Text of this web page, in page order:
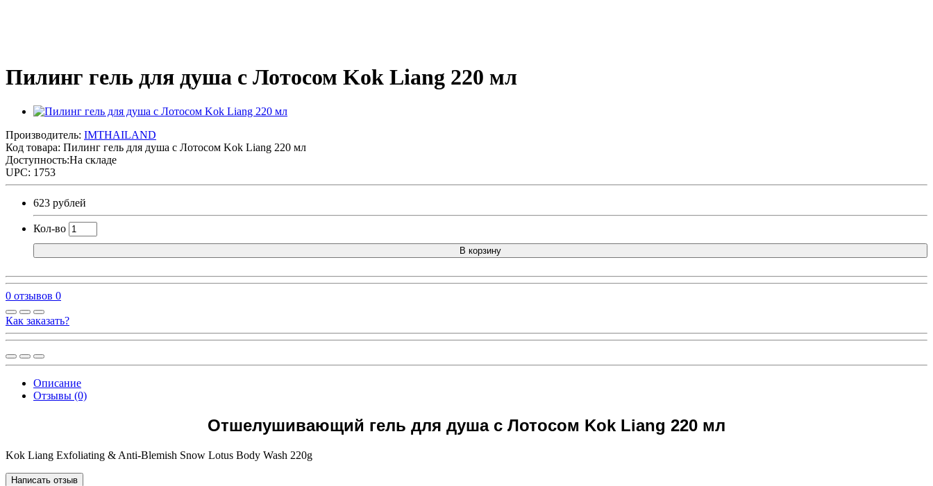
Пилинг гель для душа с Лотосом Kok Liang 220 мл
Производитель: IMTHAILAND
Код товара: Пилинг гель для душа с Лотосом Kok Liang 220 мл
Доступность:На складе
UPC: 1753
623 рублей
Кол-во
В корзину
0 отзывов 0
Как заказать?
Описание
Отзывы (0)
Отшелушивающий гель для душа с Лотосом Kok Liang 220 мл
Kok Liang Exfoliating & Anti-Blemish Snow Lotus Body Wash 220g
Написать отзыв